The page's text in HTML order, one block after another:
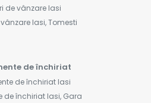
de vânzare Iasi
Iasi, Tomesti
de închiriat
de închiriat Iasi
de închiriat Iasi, Gara